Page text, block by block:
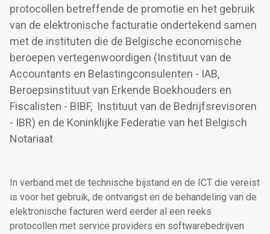
protocollen betreffende de promotie en het gebruik
van de elektronische facturatie ondertekend samen
met de instituten die de Belgische economische
beroepen vertegenwoordigen (Instituut van de
Accountants en Belastingconsulenten - IAB,
Beroepsinstituut van Erkende Boekhouders en
Fiscalisten - BIBF, Instituut van de Bedrijfsrevisoren
- IBR) en de Koninklijke Federatie van het Belgisch
Notariaat
In verband met de technische bijstand en de ICT die vereist
is voor het gebruik, de ontvangst en de behandeling van de
elektronische facturen werd eerder al een reeks
protocollen met service providers en softwarebedrijven